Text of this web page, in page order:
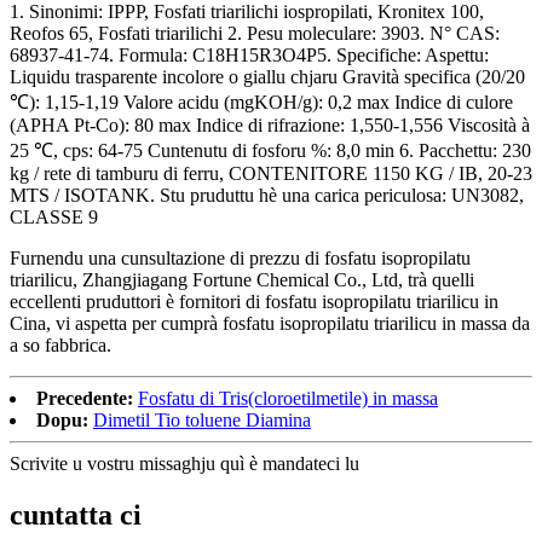
1. Sinonimi: IPPP, Fosfati triarilichi iospropilati, Kronitex 100,
Reofos 65, Fosfati triarilichi 2. Pesu moleculare: 3903. N° CAS:
68937-41-74. Formula: C18H15R3O4P5. Specifiche: Aspettu:
Liquidu trasparente incolore o giallu chjaru Gravità specifica (20/20
℃): 1,15-1,19 Valore acidu (mgKOH/g): 0,2 max Indice di culore
(APHA Pt-Co): 80 max Indice di rifrazione: 1,550-1,556 Viscosità à
25 ℃, cps: 64-75 Cuntenutu di fosforu %: 8,0 min 6. Pacchettu: 230
kg / rete di tamburu di ferru, CONTENITORE 1150 KG / IB, 20-23
MTS / ISOTANK. Stu pruduttu hè una carica periculosa: UN3082,
CLASSE 9
Furnendu una cunsultazione di prezzu di fosfatu isopropilatu
triarilicu, Zhangjiagang Fortune Chemical Co., Ltd, trà quelli
eccellenti pruduttori è fornitori di fosfatu isopropilatu triarilicu in
Cina, vi aspetta per cumprà fosfatu isopropilatu triarilicu in massa da
a so fabbrica.
Precedente: Fosfatu di Tris(cloroetilmetile) in massa
Dopu: Dimetil Tio toluene Diamina
Scrivite u vostru missaghju quì è mandateci lu
cuntatta ci